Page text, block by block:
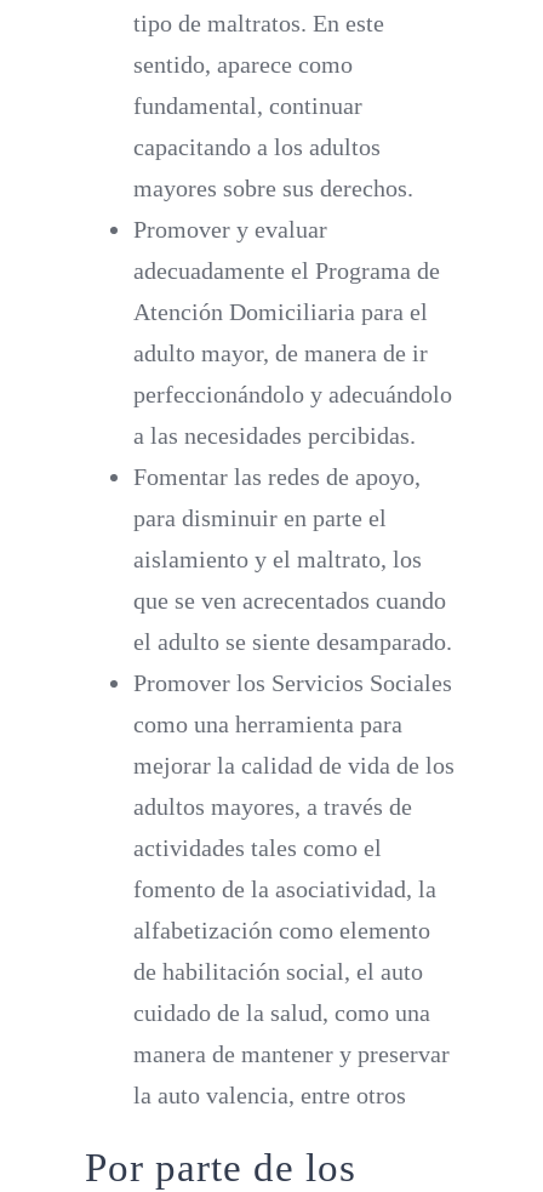
tipo de maltratos. En este
sentido, aparece como
fundamental, continuar
capacitando a los adultos
mayores sobre sus derechos.
Promover y evaluar
adecuadamente el Programa de
Atención Domiciliaria para el
adulto mayor, de manera de ir
perfeccionándolo y adecuándolo
a las necesidades percibidas.
Fomentar las redes de apoyo,
para disminuir en parte el
aislamiento y el maltrato, los
que se ven acrecentados cuando
el adulto se siente desamparado.
Promover los Servicios Sociales
como una herramienta para
mejorar la calidad de vida de los
adultos mayores, a través de
actividades tales como el
fomento de la asociatividad, la
alfabetización como elemento
de habilitación social, el auto
cuidado de la salud, como una
manera de mantener y preservar
la auto valencia, entre otros
Por parte de los